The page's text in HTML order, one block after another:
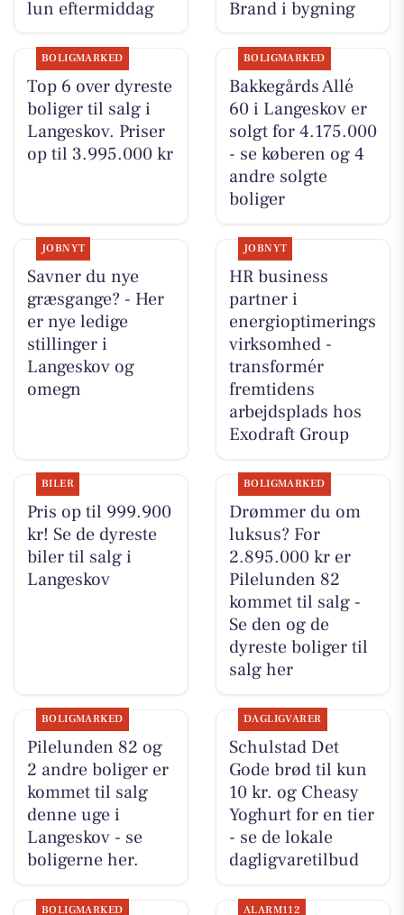
lun eftermiddag
Brand i bygning
BOLIGMARKED
Top 6 over dyreste
boliger til salg i
Langeskov. Priser
op til 3.995.000 kr
BOLIGMARKED
Bakkegårds Allé
60 i Langeskov er
solgt for 4.175.000
- se køberen og 4
andre solgte
boliger
JOBNYT
Savner du nye
græsgange? - Her
er nye ledige
stillinger i
Langeskov og
omegn
JOBNYT
HR business
partner i
energioptimerings
virksomhed -
transformér
fremtidens
arbejdsplads hos
Exodraft Group
BILER
Pris op til 999.900
kr! Se de dyreste
biler til salg i
Langeskov
BOLIGMARKED
Drømmer du om
luksus? For
2.895.000 kr er
Pilelunden 82
kommet til salg -
Se den og de
dyreste boliger til
salg her
BOLIGMARKED
Pilelunden 82 og
2 andre boliger er
kommet til salg
denne uge i
Langeskov - se
boligerne her.
DAGLIGVARER
Schulstad Det
Gode brød til kun
10 kr. og Cheasy
Yoghurt for en tier
- se de lokale
dagligvaretilbud
BOLIGMARKED ALARM112